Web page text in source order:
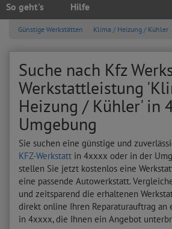
So geht's Hilfe
Günstige Werkstätten Klima / Heizung / Kühler
Suche nach Kfz
Werkstattleistung
Heizung / Kühler' in
Umgebung
Sie suchen eine günstige und
KFZ-Werkstatt in 4xxxx oder in der
stellen Sie jetzt kostenlos eine
eine passende Autowerkstatt.
und zeitsparend die erhaltenen
direkt online Ihren Reparaturauftrag an
in 4xxxx, die Ihnen ein Angebot